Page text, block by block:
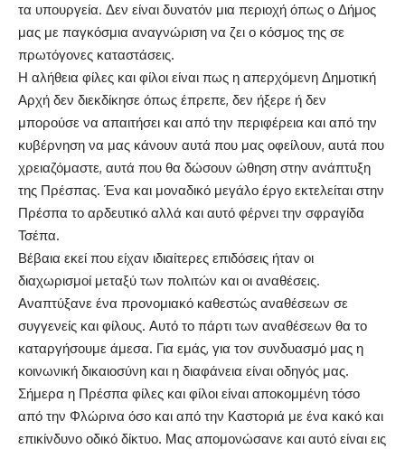
τα υπουργεία. Δεν είναι δυνατόν μια περιοχή όπως ο Δήμος
μας με παγκόσμια αναγνώριση να ζει ο κόσμος της σε
πρωτόγονες καταστάσεις.
Η αλήθεια φίλες και φίλοι είναι πως η απερχόμενη Δημοτική
Αρχή δεν διεκδίκησε όπως έπρεπε, δεν ήξερε ή δεν
μπορούσε να απαιτήσει και από την περιφέρεια και από την
κυβέρνηση να μας κάνουν αυτά που μας οφείλουν, αυτά που
χρειαζόμαστε, αυτά που θα δώσουν ώθηση στην ανάπτυξη
της Πρέσπας. Ένα και μοναδικό μεγάλο έργο εκτελείται στην
Πρέσπα το αρδευτικό αλλά και αυτό φέρνει την σφραγίδα
Τσέπα.
Βέβαια εκεί που είχαν ιδιαίτερες επιδόσεις ήταν οι
διαχωρισμοί μεταξύ των πολιτών και οι αναθέσεις.
Αναπτύξανε ένα προνομιακό καθεστώς αναθέσεων σε
συγγενείς και φίλους. Αυτό το πάρτι των αναθέσεων θα το
καταργήσουμε άμεσα. Για εμάς, για τον συνδυασμό μας η
κοινωνική δικαιοσύνη και η διαφάνεια είναι οδηγός μας.
Σήμερα η Πρέσπα φίλες και φίλοι είναι αποκομμένη τόσο
από την Φλώρινα όσο και από την Καστοριά με ένα κακό και
επικίνδυνο οδικό δίκτυο. Μας απομονώσανε και αυτό είναι εις